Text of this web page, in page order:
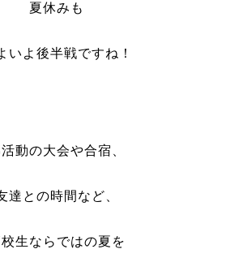
夏休みも
いよ後半戦ですね！
動の大会や合宿、
達との時間など、
生ならではの夏を